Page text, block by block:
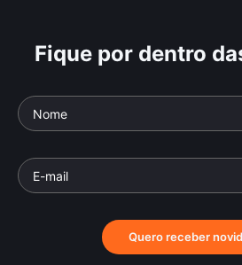
Fique por dentro
Quero receber